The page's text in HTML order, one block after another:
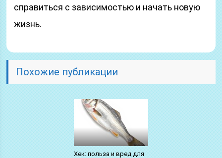
справиться с зависимостью и начать новую
жизнь.
Похожие публикации
Хек: польза и вред для